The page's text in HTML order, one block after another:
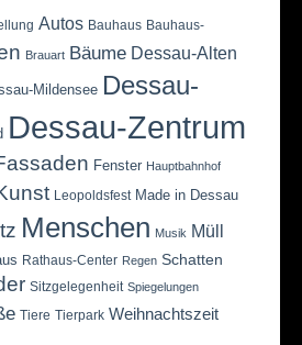
Autos Bauhaus Bauhaus-
Brauart Bäume Dessau-Alten
Mildensee Dessau-
Dessau-Zentrum
Fenster Hauptbahnhof
Leopoldsfest Made in Dessau
Menschen Musik Müll
Rathaus-Center Regen Schatten
Sitzgelegenheit Spiegelungen
Tiere Tierpark Weihnachtszeit